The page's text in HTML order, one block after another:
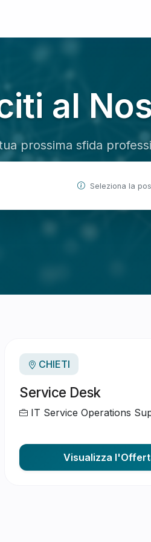
al
prossima sfida
Seleziona la
CHIETI
Service Desk
IT Service Operations
Visualizza